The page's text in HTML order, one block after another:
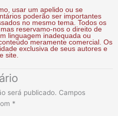
usar um apelido ou se
poderão ser importantes
no mesmo tema. Todos os
reservamo-nos o direito de
linguagem inadequada ou
meramente comercial. Os
exclusiva de seus autores e
site.
será publicado. Campos
*